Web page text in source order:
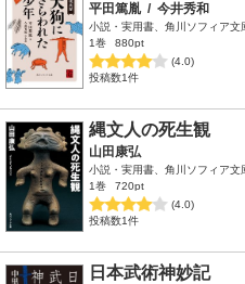
平田篤胤 / 今井秀和
小説・実用書、角川ソフィア文
1巻
880pt
(4.0)
投稿数1件
縄文人の死生観
山田康弘
小説・実用書、角川ソフィア文
1巻
720pt
(4.0)
投稿数1件
日本武術神妙記